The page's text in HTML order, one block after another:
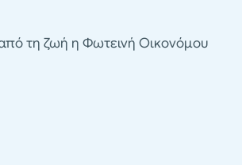
τη ζωή η Φωτεινή Οικονόμου